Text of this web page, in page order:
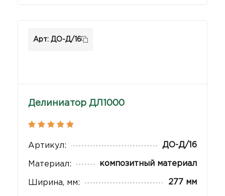
Арт: ДО-Д/16
Делиниатор ДЛ1000
Артикул: ДО-Д/16
Материал: композитный материал
Ширина, мм: 277 мм